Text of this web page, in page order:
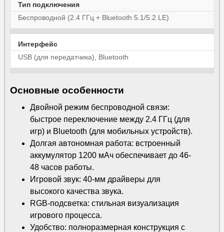
Тип подключения
Беспроводной (2.4 ГГц + Bluetooth 5.1/5.2 LE)
Интерфейс
USB (для передатчика), Bluetooth
Основные особенности
Двойной режим беспроводной связи:
быстрое переключение между 2.4 ГГц (для
игр) и Bluetooth (для мобильных устройств).
Долгая автономная работа: встроенный
аккумулятор 1200 мАч обеспечивает до 46-
48 часов работы.
Игровой звук: 40-мм драйверы для
высокого качества звука.
RGB-подсветка: стильная визуализация
игрового процесса.
Удобство: полноразмерная конструкция с